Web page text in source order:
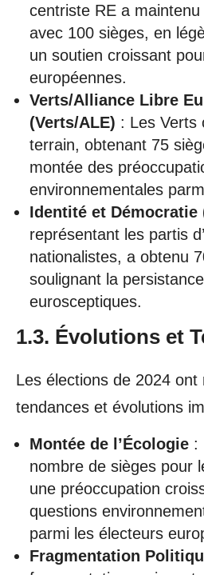
centriste RE a
avec 100 sièges, en
un soutien croissant
européennes.
Verts/Alliance Libre
(Verts/ALE) : Les Verts
terrain, obtenant 75
montée des
environnementales
Identité et Démocratie
représentant les partis
nationalistes, a obtenu
soulignant la
eurosceptiques.
1.3. Évolutions et
Les élections de 2024 ont
tendances et évolutions
Montée de l’Écologie :
nombre de sièges pour
une préoccupation
questions
parmi les électeurs
Fragmentation